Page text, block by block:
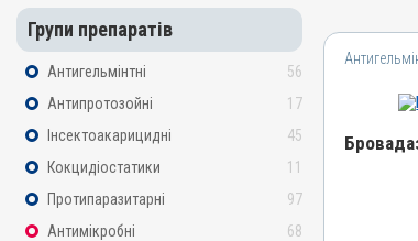
Групи препаратів
Антигельмінтні
56
Антипротозойні
17
Інсектоакарицидні
45
Кокцидіостатики
11
Протипаразитарні
97
Антимікробні
68